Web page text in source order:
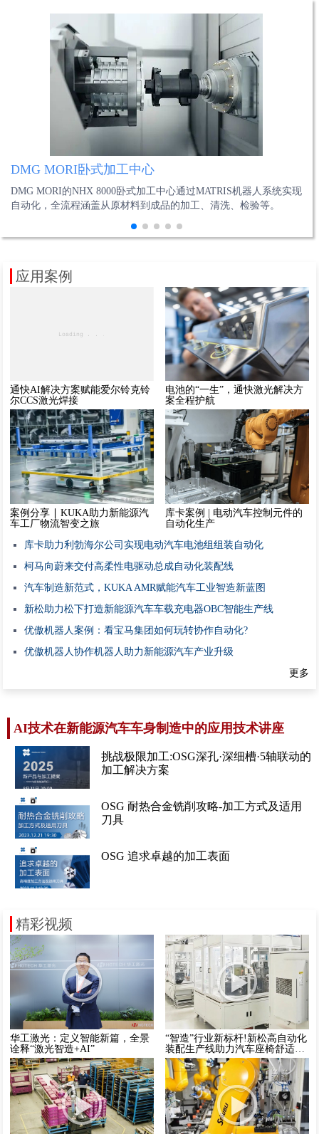
西门子 PAVE360 软件业软件
西门子 PAVE360 利用西门子 Innexis™ 软件环境和支持技术，帮助
用户构建 ADAS 与 IVI 功能的系统级数字孪生模型。
雷尼绍Equator™比对仪
Equator比对仪适用于检测各种工件的直径、垂直度和同心度等所有
尺寸。Equator比对仪还可根据新的工件和设计变更重新编程。
易格斯拖链
易格斯chainflex高柔性电缆确保低颗粒排放，适用于电池生产、半
导体制造等领域。可提供完整自动化解决方案。
DMG MORI卧式加工中心
DMG MORI的NHX 8000卧式加工中心通过MATRIS机器人系统实现
自动化，全流程涵盖从原材料到成品的加工、清洗、检验等。
山崎马扎克FF-1250H L卧式加工中心
FF-1250H L采用高速主轴等技术，配备大型旋转工作台，实现工序
高度集约。其专为重型铝切削设计，显著缩短生产周期。
应用案例
通快AI解决方案赋能爱尔铃克铃
尔CCS激光焊接
电池的“一生”，通快激光解决方
案全程护航
案例分享 ∣ KUKA助力新能源汽
车工厂物流智变之旅
库卡案例 | 电动汽车控制元件的
自动化生产
库卡助力利勃海尔公司实现电动汽车电池组组装自动化
柯马向蔚来交付高柔性电驱动总成自动化装配线
汽车制造新范式，KUKA AMR赋能汽车工业智造新蓝图
新松助力松下打造新能源汽车车载充电器OBC智能生产线
优傲机器人案例：看宝马集团如何玩转协作自动化?
​优傲机器人协作机器人助力新能源汽车产业升级
更多
AI技术在新能源汽车车身制造中的应用技术讲座
挑战极限加工:OSG深孔·深细槽·5轴联动的
加工解决方案
OSG 耐热合金铣削攻略-加工方式及适用
刀具
OSG 追求卓越的加工表面
精彩视频
华工激光：定义智能新篇，全景
诠释“激光智造+AI”
“智造”行业新标杆!新松高自动化
装配生产线助力汽车座椅舒适系
统控制阀全面量产